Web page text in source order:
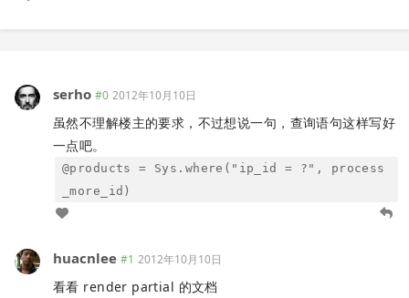
serho #0 2012年10月10日
虽然不理解楼主的要求，不过想说一句，查询语句这样写好
一点吧。
@products = Sys.where("ip_id = ?", process
_more_id)
huacnlee #1 2012年10月10日
看看 render partial 的文档